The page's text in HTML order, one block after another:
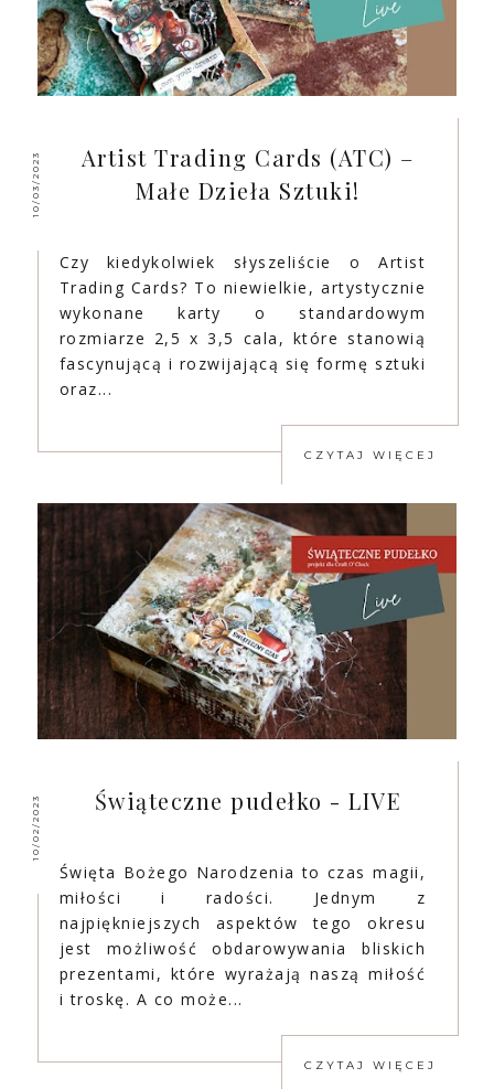
10/03/2023
Artist Trading Cards (ATC) –
Małe Dzieła Sztuki!
Czy kiedykolwiek słyszeliście o Artist
Trading Cards? To niewielkie, artystycznie
wykonane karty o standardowym
rozmiarze 2,5 x 3,5 cala, które stanowią
fascynującą i rozwijającą się formę sztuki
oraz...
CZYTAJ WIĘCEJ
10/02/2023 Świąteczne pudełko - LIVE
Święta Bożego Narodzenia to czas magii,
miłości i radości. Jednym z
najpiękniejszych aspektów tego okresu
jest możliwość obdarowywania bliskich
prezentami, które wyrażają naszą miłość
i troskę. A co może...
CZYTAJ WIĘCEJ